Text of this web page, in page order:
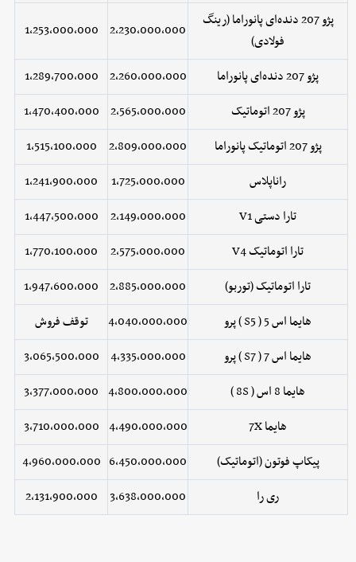
پژو 207 دنده‌ای پانوراما (رینگ
فولادی)
2,230,000,000
1,253,000,000
پژو 207 دنده‌ای پانوراما 2,260,000,000
1,289,700,000
پژو 207 اتوماتیک
2,565,000,000
1,470,400,000
پژو 207 اتوماتیک پانوراما
2,809,000,000
1,515,100,000
راناپلاس
1,725,000,000
1,241,900,000
تارا دستی V1
2,149,000,000
1,447,500,000
تارا اتوماتیک V4
2,575,000,000
1,770,100,000
تارا اتوماتیک (توربو)
2,885,000,000
1,947,600,000
هایما اس 5 ( S5 ) پرو
4,040,000,000
توقف فروش
هایما اس 7 ( S7 ) پرو
4,335,000,000
3,065,500,000
هایما 8 اس ( 8S )
4,800,000,000
3,377,000,000
هایما 7X
4,490,000,000
3,710,000,000
پیکاپ فوتون (اتوماتیک)
6,450,000,000
4,960,000,000
ری را
3,638,000,000
2,131,900,000